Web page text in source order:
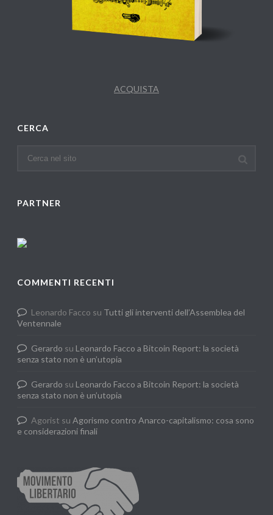
ACQUISTA
CERCA
PARTNER
COMMENTI RECENTI
Leonardo Facco su Tutti gli interventi dell’Assemblea del
Ventennale
Gerardo su Leonardo Facco a Bitcoin Report: la società
senza stato non è un’utopia
Gerardo su Leonardo Facco a Bitcoin Report: la società
senza stato non è un’utopia
Agorist suAgorismo contro Anarco-capitalismo: cosa sono
e considerazioni finali